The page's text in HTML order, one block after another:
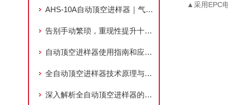
AHS-10A自动顶空进样器｜气相色谱挥发性组分专用全自动前处理设备
告别手动繁琐，重现性提升十倍——自动顶空进样器赋能痕量挥发物分析
自动顶空进样器使用指南和应用要点
全自动顶空进样器技术原理与应用深度解析
深入解析全自动顶空进样器的工作原理与应用场景
▲采用EPC